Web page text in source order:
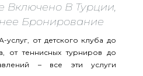
Включено В Турции,
Бронирование
от детского клуба до
от теннисных турниров до
– все эти услуги